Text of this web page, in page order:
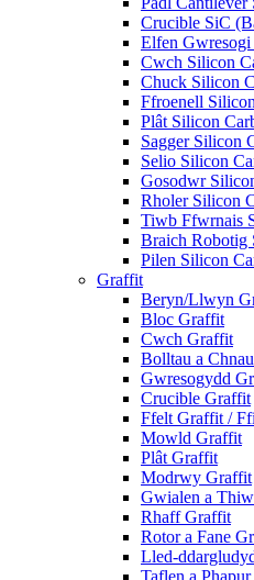
Crucible SiC
Elfen Gwresogi
Cwch Silicon
Chuck Silicon
Ffroenell
Plât Silicon
Sagger Silicon
Selio Silicon
Gosodwr
Rholer Silicon
Tiwb Ffwrnais
Braich Robotig
Pilen Silicon
Graffit
Beryn/Llwyn
Bloc Graffit
Cwch Graffit
Bolltau a
Gwresogydd
Crucible Graffit
Ffelt Graffit /
Mowld Graffit
Plât Graffit
Modrwy Graffit
Gwialen a
Rhaff Graffit
Rotor a Fane
Lled-
Taflen a